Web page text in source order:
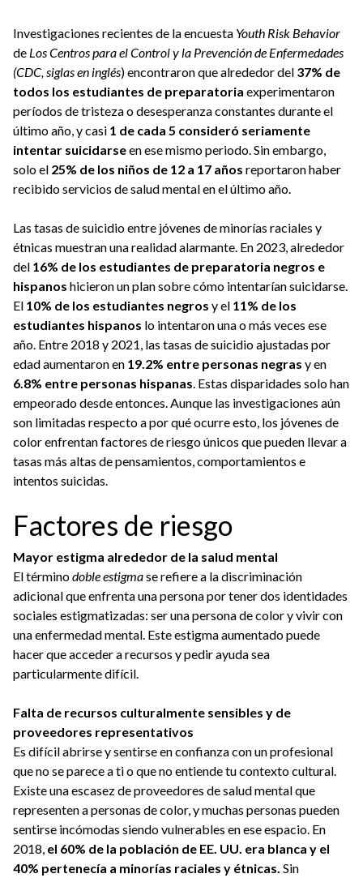
Investigaciones recientes de la encuesta Youth Risk Behavior
de Los Centros para el Control y la Prevención de Enfermedades
(CDC, siglas en inglés) encontraron que alrededor del 37% de
todos los estudiantes de preparatoria experimentaron
períodos de tristeza o desesperanza constantes durante el
último año, y casi 1 de cada 5 consideró seriamente
intentar suicidarseen ese mismo periodo. Sin embargo,
solo el 25% de los niños de 12 a 17 años reportaron haber
recibido servicios de salud mental en el último año.
Las tasas de suicidio entre jóvenes de minorías raciales y
étnicas muestran una realidad alarmante. En 2023, alrededor
del 16% de los estudiantes de preparatoria negros e
hispanos hicieron un plan sobre cómo intentarían suicidarse.
El 10% de los estudiantes negros y el 11% de los
estudiantes hispanos lo intentaron una o más veces ese
año. Entre 2018 y 2021, las tasas de suicidio ajustadas por
edad aumentaron en 19.2% entre personas negras y en
6.8% entre personas hispanas. Estas disparidades solo han
empeorado desde entonces. Aunque las investigaciones aún
son limitadas respecto a por qué ocurre esto, los jóvenes de
color enfrentan factores de riesgo únicos que pueden llevar a
tasas más altas de pensamientos, comportamientos e
intentos suicidas.
Factores de riesgo
Mayor estigma alrededor de la salud mental
El términodoble estigmase refiere a la discriminación
adicional que enfrenta una persona por tener dos identidades
sociales estigmatizadas: ser una persona de color y vivir con
una enfermedad mental. Este estigma aumentado puede
hacer que acceder a recursos y pedir ayuda sea
particularmente difícil.
Falta de recursos culturalmente sensibles y de
proveedores representativos
Es difícil abrirse y sentirse en confianza con un profesional
que no se parece a ti o que no entiende tu contexto cultural.
Existe una escasez de proveedores de salud mental que
representen a personas de color, y muchas personas pueden
sentirse incómodas siendo vulnerables en ese espacio. En
2018, el 60% de la población de EE. UU. era blanca y el
40% pertenecía a minorías raciales y étnicas. Sin